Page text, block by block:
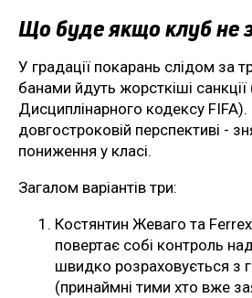
Що буде якщо клуб не
У градації покарань слідом за
банами йдуть жорсткіші санкції
Дисциплінарного кодексу
довгостроковій перспективі -
пониження у класі.
Загалом варіантів три:
Костянтин Жеваго та
повертає собі контроль
швидко розраховується з
(принаймні тими хто вже